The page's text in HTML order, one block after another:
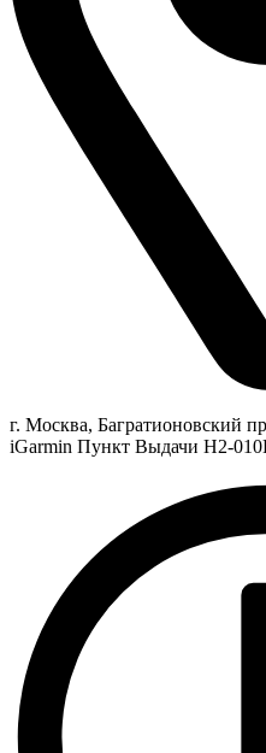
г. Москва, Багратионовский
iGarmin Пункт Выдачи Н2-